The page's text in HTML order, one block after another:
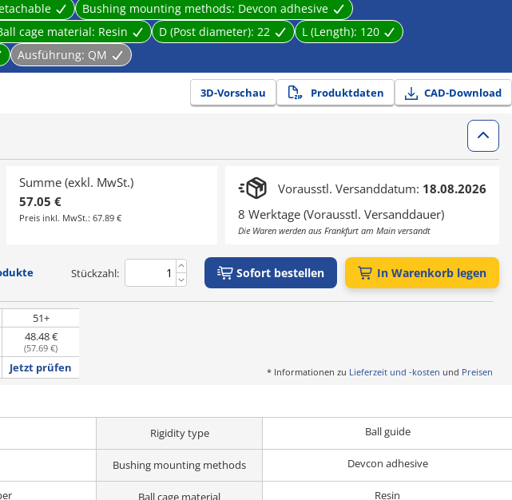
Bushing mounting methods: Devcon adhesive
cage material: Resin D (Post diameter): 22 L (Length): 120
Ausführung: QM
3D-Vorschau Produktdaten CAD-Download
Summe (exkl. MwSt.)
57.05 €
Preis inkl. MwSt.: 67.89 €
Vorausstl. Versanddatum: 18.08.2026
8 Werktage (Vorausstl. Versanddauer)
Die Waren werden aus Frankfurt am Main versandt
Stückzahl: Sofort bestellen In Warenkorb legen
51+
48.48 €
(57.69 €)
Jetzt prüfen * Informationen zu Lieferzeit und -kosten und Preisen
Rigidity type Ball guide
Bushing mounting methods Devcon adhesive
Ball cage material Resin